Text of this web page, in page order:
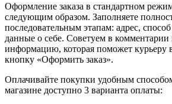
Оформление заказа в стандартном
следующим образом. Заполняете
последовательным этапам: адрес,
данные о себе. Советуем в комментарии
информацию, которая поможет курьеру
кнопку «Оформить заказ».
Оплачивайте покупки удобным
магазине доступно 3 варианта оплаты: